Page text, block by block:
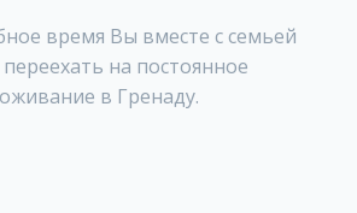
время Вы вместе с семьей
на постоянное
в Гренаду.